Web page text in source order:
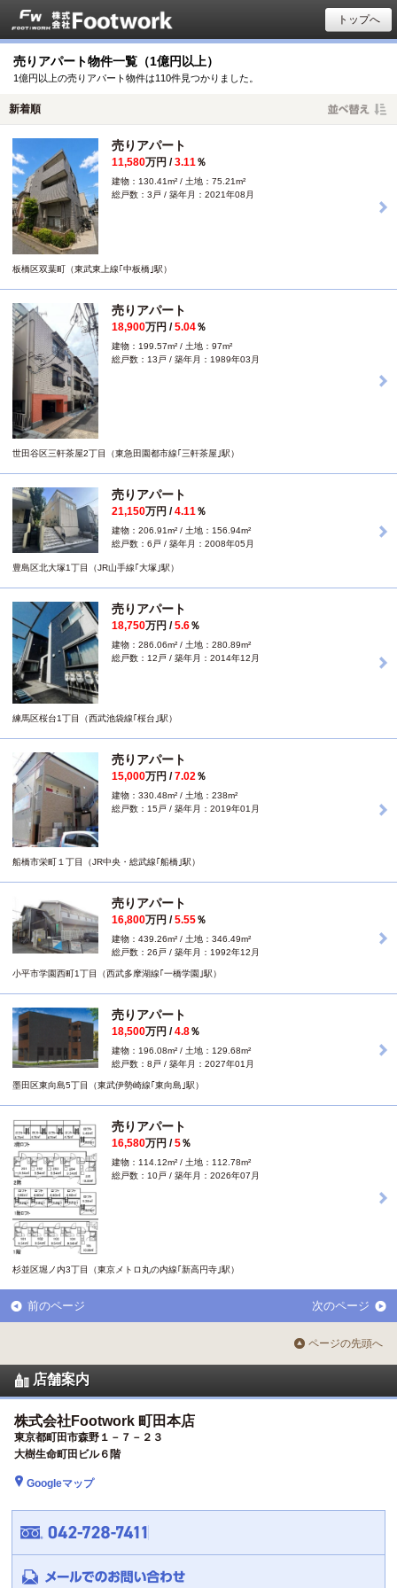
トップへ
売りアパート物件一覧（1億円以上）
1億円以上の売りアパート物件は110件見つかりました。
売りアパート
11,580万円 /3.11％
建物：130.41m² / 土地：75.21m²
総戸数：3戸 / 築年月：2021年08月
板橋区双葉町（東武東上線｢中板橋｣駅）
売りアパート
18,900万円 /5.04％
建物：199.57m² / 土地：97m²
総戸数：13戸 / 築年月：1989年03月
世田谷区三軒茶屋2丁目（東急田園都市線｢三軒茶屋｣駅）
売りアパート
21,150万円 /4.11％
建物：206.91m² / 土地：156.94m²
総戸数：6戸 / 築年月：2008年05月
豊島区北大塚1丁目（JR山手線｢大塚｣駅）
売りアパート
18,750万円 /5.6％
建物：286.06m² / 土地：280.89m²
総戸数：12戸 / 築年月：2014年12月
練馬区桜台1丁目（西武池袋線｢桜台｣駅）
売りアパート
15,000万円 /7.02％
建物：330.48m² / 土地：238m²
総戸数：15戸 / 築年月：2019年01月
船橋市栄町１丁目（JR中央・総武線｢船橋｣駅）
売りアパート
16,800万円 /5.55％
建物：439.26m² / 土地：346.49m²
総戸数：26戸 / 築年月：1992年12月
小平市学園西町1丁目（西武多摩湖線｢一橋学園｣駅）
売りアパート
18,500万円 /4.8％
建物：196.08m² / 土地：129.68m²
総戸数：8戸 / 築年月：2027年01月
墨田区東向島5丁目（東武伊勢崎線｢東向島｣駅）
売りアパート
16,580万円 /5％
建物：114.12m² / 土地：112.78m²
総戸数：10戸 / 築年月：2026年07月
杉並区堀ノ内3丁目（東京メトロ丸の内線｢新高円寺｣駅）
前のページ 次のページ
ページの先頭へ
店舗案内
株式会社Footwork 町田本店
東京都町田市森野１－７－２３
大樹生命町田ビル６階
Googleマップ